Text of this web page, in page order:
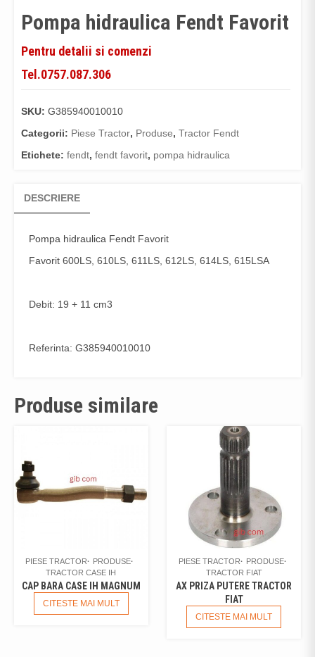
Pompa hidraulica Fendt Favorit
Pentru detalii si comenzi
Tel.0757.087.306
SKU: G385940010010
Categorii: Piese Tractor, Produse, Tractor Fendt
Etichete: fendt, fendt favorit, pompa hidraulica
DESCRIERE
Pompa hidraulica Fendt Favorit
Favorit 600LS, 610LS, 611LS, 612LS, 614LS, 615LSA
Debit: 19 + 11 cm3
Referinta: G385940010010
Produse similare
PIESE TRACTOR
PRODUSE
TRACTOR CASE IH
CAP BARA CASE IH MAGNUM
CITESTE MAI MULT
PIESE TRACTOR
PRODUSE
TRACTOR FIAT
AX PRIZA PUTERE TRACTOR
FIAT
CITESTE MAI MULT